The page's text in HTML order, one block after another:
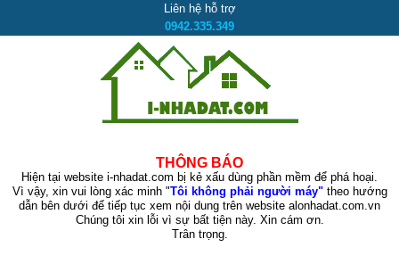
Liên hệ hỗ trợ
0942.335.349
THÔNG BÁO
Hiện tại website i-nhadat.com bị kẻ xấu dùng phần mềm để phá hoại.
Vì vậy, xin vui lòng xác minh "Tôi không phải người máy"theo hướng
dẫn bên dưới để tiếp tục xem nội dung trên website alonhadat.com.vn
Chúng tôi xin lỗi vì sự bất tiện này. Xin cám ơn.
Trân trọng.